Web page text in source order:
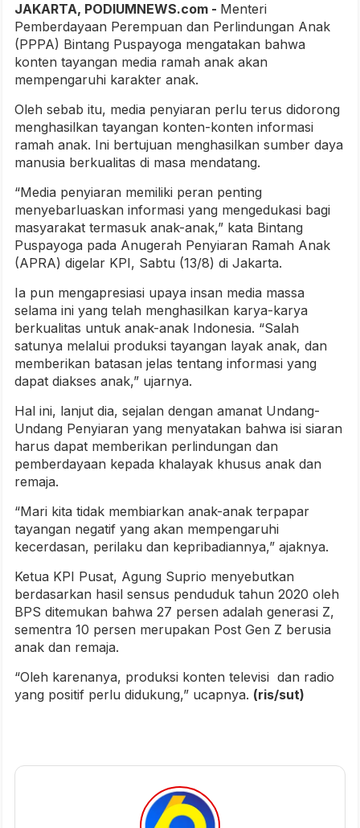
JAKARTA, PODIUMNEWS.com - Menteri
Pemberdayaan Perempuan dan Perlindungan Anak
(PPPA) Bintang Puspayoga mengatakan bahwa
konten tayangan media ramah anak akan
mempengaruhi karakter anak.
Oleh sebab itu, media penyiaran perlu terus didorong
menghasilkan tayangan konten-konten informasi
ramah anak. Ini bertujuan menghasilkan sumber daya
manusia berkualitas di masa mendatang.
“Media penyiaran memiliki peran penting
menyebarluaskan informasi yang mengedukasi bagi
masyarakat termasuk anak-anak,” kata Bintang
Puspayoga pada Anugerah Penyiaran Ramah Anak
(APRA) digelar KPI, Sabtu (13/8) di Jakarta.
Ia pun mengapresiasi upaya insan media massa
selama ini yang telah menghasilkan karya-karya
berkualitas untuk anak-anak Indonesia. “Salah
satunya melalui produksi tayangan layak anak, dan
memberikan batasan jelas tentang informasi yang
dapat diakses anak,” ujarnya.
Hal ini, lanjut dia, sejalan dengan amanat Undang-
Undang Penyiaran yang menyatakan bahwa isi siaran
harus dapat memberikan perlindungan dan
pemberdayaan kepada khalayak khusus anak dan
remaja.
“Mari kita tidak membiarkan anak-anak terpapar
tayangan negatif yang akan mempengaruhi
kecerdasan, perilaku dan kepribadiannya,” ajaknya.
Ketua KPI Pusat, Agung Suprio menyebutkan
berdasarkan hasil sensus penduduk tahun 2020 oleh
BPS ditemukan bahwa 27 persen adalah generasi Z,
sementra 10 persen merupakan Post Gen Z berusia
anak dan remaja.
“Oleh karenanya, produksi konten televisi dan radio
yang positif perlu didukung,” ucapnya. (ris/sut)